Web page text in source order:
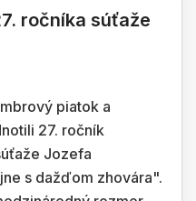
ročníka súťaže
piatok a
27. ročník
Jozefa
s dažďom zhovára".